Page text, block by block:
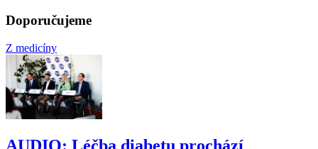
Doporučujeme
Z medicíny
AUDIO: Léčba diabetu prochází